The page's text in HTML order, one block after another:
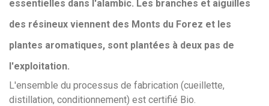
essentielles dans l'alambic. Les branches et aiguilles
des résineux viennent des Monts du Forez et les
plantes aromatiques, sont plantées à deux pas de
l'exploitation.
L'ensemble du processus de fabrication (cueillette,
distillation, conditionnement) est certifié Bio.